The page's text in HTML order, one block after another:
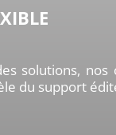
solutions,
du support